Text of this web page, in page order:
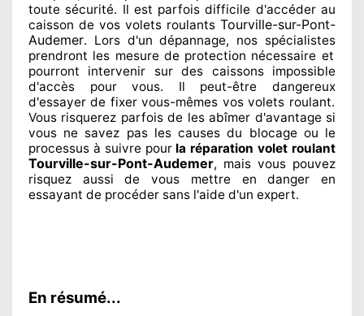
toute sécurité. Il est parfois difficile d'accéder au
caisson de vos volets roulants Tourville-sur-Pont-
Audemer. Lors d'un dépannage, nos spécialistes
prendront les mesure de protection nécessaire et
pourront intervenir sur des caissons impossible
d'accès pour vous. Il peut-être dangereux
d'essayer de fixervous-mêmes vos volets roulant.
Vous risquerez parfois de les abîmer d'avantage si
vous ne savez pas les causes du blocage ou le
processus à suivre pour la réparation volet roulant
Tourville-sur-Pont-Audemer, mais vous pouvez
risquez aussi de vous mettre en danger en
essayant de procéder sans l'aide d'un expert.
En résumé...